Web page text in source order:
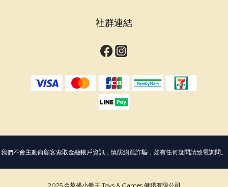
社群連結
我們不會主動向顧客索取金融帳戶資訊，慎防網頁詐騙，如有任何疑問請致電詢問。
2025 ©萊盛小拳王 Toys & Games 健琇有限公司